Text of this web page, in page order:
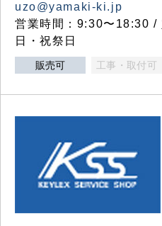
uzo@yamaki-ki.jp
営業時間：9:30〜18:30 /
日・祝祭日
販売可 工事・取付可